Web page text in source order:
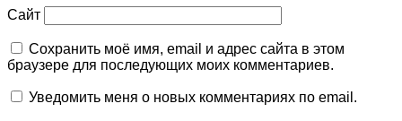
Сайт
Сохранить моё имя, email и адрес сайта в этом
браузере для последующих моих комментариев.
Уведомить меня о новых комментариях по email.